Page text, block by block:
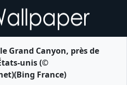
Grand Canyon, près de
unis (©
France)